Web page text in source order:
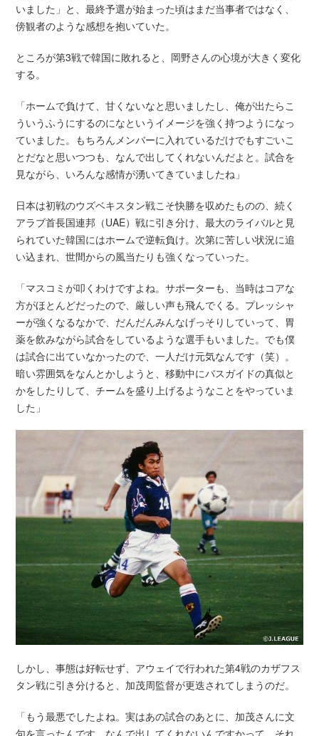
いました」と、最終予選が始まった頃はまだ当事者ではなく、
傍観者のような感想を抱いていた。
ところが第3戦で韓国に敗れると、岡野さんの心境が大きく変化
する。
「ホームで負けて、甘くないなと思いましたし、俺が出たらこ
ういうふうにするのになというイメージを強く持つようになっ
ていました。もちろんメンバーに入れているだけでもすごいこ
とだなと思いつつも、なんで出してくれないんだよと。試合を
見ながら、いろんな感情が湧いてきていましたね」
日本は初戦のウズベキスタン戦こそ快勝を収めたものの、続く
アラブ首長国連邦（UAE）戦に引き分け、最大のライバルと見
られていた韓国にはホームで逆転負け。次第に苦しい状況に追
い込まれ、世間からの風当たりも強くなっていった。
「マスコミが叩くわけですよね。サポーターも、当時はコアな
方がほとんどだったので、厳しい声も飛んでくる。プレッシャ
ーが強くなるなかで、だんだんみんなげっそりしていって、胃
薬を飲みながら試合をしているような選手もいました。でも僕
は試合に出ていなかったので、一人だけ元気なんです（笑）。
暗い雰囲気をなんとかしようと、移動中にバスガイドの真似と
かをしたりして、チームを盛り上げるようなことをやっていま
した」
しかし、事態は好転せず、アウェイで行われた第4戦のカザフス
タン戦に引き分けると、加茂周監督が更迭されてしまうのだ。
「もう最悪でしたよね。実はあの試合のあとに、加茂さんに文